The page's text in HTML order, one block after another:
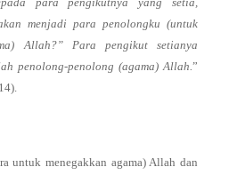
menjadi para penolongku (untuk
Allah?” Para pengikut setianya
penolong-penolong (agama) Allah. ”
untuk menegakkan agama) Allah dan